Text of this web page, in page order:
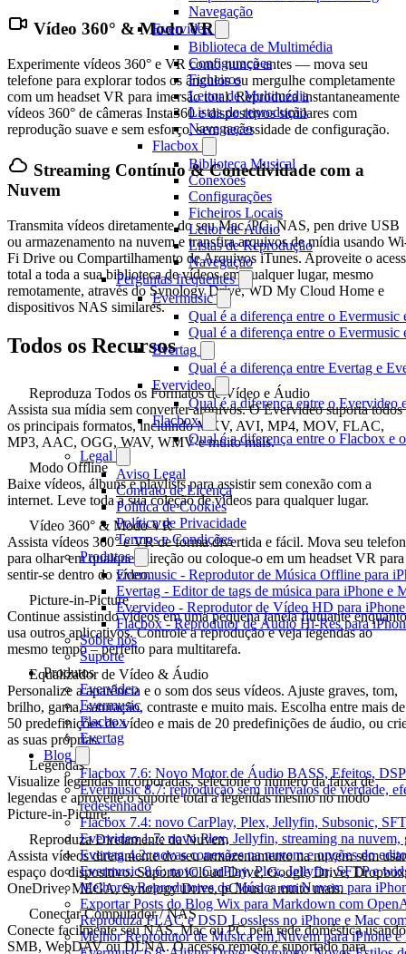
Navegação
Evervideo
Biblioteca de Multimédia
Configurações
Ficheiros
Leitor de Multimédia
Listas de reprodução
Navegação
Flacbox
Biblioteca Musical
Conexões
Configurações
Ficheiros Locais
Leitor de Áudio
Listas de Reprodução
Navegação
Perguntas frequentes
Evermusic
Qual é a diferença entre o Evermusic
Qual é a diferença entre o
Evertag
Qual é a diferença entre Evertag e
Evervideo
Qual é a diferença entre o Evervideo
Flacbox
Qual é a diferença entre o Flacbox e
Legal
Aviso Legal
Contrato de Licença
Política de Cookies
Política de Privacidade
Termos e Condições
Produtos
Evermusic - Reprodutor de Música Offline para
Evertag - Editor de tags de música para iPhone e
Evervideo - Reprodutor de Vídeo HD para
Flacbox - Reprodutor de Áudio Hi-Res para
Sobre nós
Suporte
Produtos
Evervideo
Evermusic
Flacbox
Evertag
Blog
Flacbox 7.6: Novo Motor de Áudio BASS, Efeitos,
Evermusic 8.7: reprodução sem intervalos de verdade,
redesenhado
Flacbox 7.4: novo CarPlay, Plex, Jellyfin, Subsonic,
Evervideo 1.7: novo Plex, Jellyfin, streaming na nuvem,
Evertag 4.2: novas conexões na nuvem e opções do
Evermusic 8.6: novo CarPlay, Plex, Jellyfin, SFTP e
Melhores Reprodutores de Música em Nuvem para
Exportar Posts do Blog Wix para Markdown com
Reproduza FLAC e DSD Lossless no iPhone e Mac
Melhor Reprodutor de Música em Nuvem para iPhone e
Vídeo 360° & Modo VR
Experimente vídeos 360° e VR como nunca antes — mova seu
telefone para explorar todos os ângulos ou mergulhe completamente
com um headset VR para imersão total. Reproduza instantaneamente
vídeos 360° de câmeras Insta360 e dispositivos similares com
reprodução suave e sem esforço, sem necessidade de configuração.
Streaming Contínuo & Conectividade com a
Nuvem
Transmita vídeos diretamente do seu Mac, PC, NAS, pen drive USB
ou armazenamento na nuvem e transfira arquivos de mídia usando
Fi Drive ou Compartilhamento de Arquivos iTunes. Aproveite o
total a toda a sua biblioteca de vídeos em qualquer lugar, mesmo
remotamente, através do Synology Drive, WD My Cloud Home e
dispositivos NAS similares.
Todos os Recursos
Reproduza Todos os Formatos de Vídeo e Áudio
Assista sua mídia sem converter arquivos. O Evervideo suporta todos
os principais formatos, incluindo MKV, AVI, MP4, MOV, FLAC,
MP3, AAC, OGG, WAV, WMV e muito mais.
Modo Offline
Baixe vídeos, álbuns e playlists para assistir sem conexão com a
internet. Leve toda a sua coleção de vídeos para qualquer lugar.
Vídeo 360° & Modo VR
Assista vídeos 360° e VR de forma divertida e fácil. Mova seu
para olhar em qualquer direção ou coloque-o em um headset VR para
sentir-se dentro do vídeo.
Picture-in-Picture
Continue assistindo vídeos em uma pequena janela flutuante enquanto
usa outros aplicativos. Controle a reprodução e veja legendas ao
mesmo tempo – perfeito para multitarefa.
Equalizador de Vídeo & Áudio
Personalize a aparência e o som dos seus vídeos. Ajuste graves, tom,
brilho, gama, saturação, contraste e muito mais. Escolha entre mais de
50 predefinições de vídeo e mais de 20 predefinições de áudio, ou
as suas próprias.
Legendas
Visualize legendas incorporadas, selecione o número da faixa de
legendas e aproveite o suporte total a legendas mesmo no modo
Picture-in-Picture.
Reproduza Diretamente da Nuvem
Assista vídeos diretamente do seu armazenamento na nuvem sem usar
espaço do dispositivo. Suporta iCloud Drive, Google Drive,
OneDrive, MEGA, Synology Drive, pCloud e muito mais.
Conectar Computador / NAS
Conecte facilmente seu NAS, Mac ou PC pela rede doméstica usando
SMB, WebDAV ou DLNA. O acesso remoto é suportado para